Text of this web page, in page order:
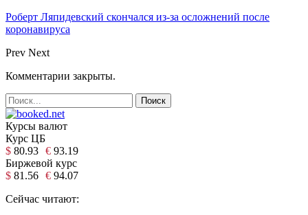
Роберт Ляпидевский скончался из-за осложнений после
коронавируса
Prev Next
Комментарии закрыты.
Курсы валют
Курс ЦБ
$ 80.93 € 93.19
Биржевой курс
$ 81.56 € 94.07
Сейчас читают: